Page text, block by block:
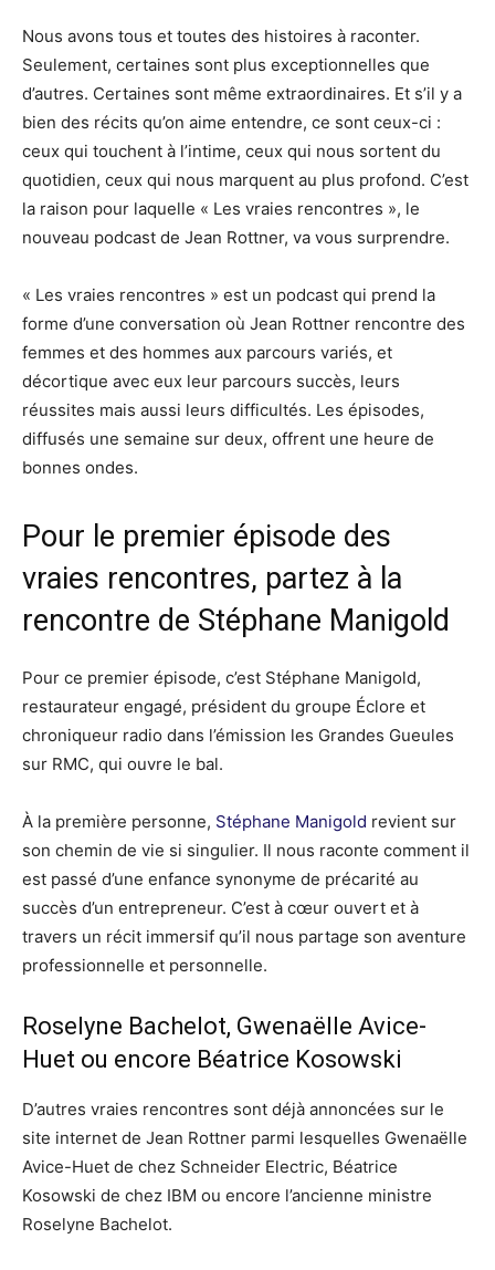
Nous avons tous et toutes des histoires à raconter.
Seulement, certaines sont plus exceptionnelles que
d’autres. Certaines sont même extraordinaires. Et s’il y a
bien des récits qu’on aime entendre, ce sont ceux-ci :
ceux qui touchent à l’intime, ceux qui nous sortent du
quotidien, ceux qui nous marquent au plus profond. C’est
la raison pour laquelle « Les vraies rencontres », le
nouveau podcast de Jean Rottner, va vous surprendre.
« Les vraies rencontres » est un podcast qui prend la
forme d’une conversation où Jean Rottner rencontre des
femmes et des hommes aux parcours variés, et
décortique avec eux leur parcours succès, leurs
réussites mais aussi leurs difficultés. Les épisodes,
diffusés une semaine sur deux, offrent une heure de
bonnes ondes.
Pour le premier épisode des
vraies rencontres, partez à la
rencontre de Stéphane Manigold
Pour ce premier épisode, c’est Stéphane Manigold,
restaurateur engagé, président du groupe Éclore et
chroniqueur radio dans l’émission les Grandes Gueules
sur RMC, qui ouvre le bal.
À la première personne, Stéphane Manigold revient sur
son chemin de vie si singulier. Il nous raconte comment il
est passé d’une enfance synonyme de précarité au
succès d’un entrepreneur. C’est à cœur ouvert et à
travers un récit immersif qu’il nous partage son aventure
professionnelle et personnelle.
Roselyne Bachelot, Gwenaëlle Avice-
Huet ou encore Béatrice Kosowski
D’autres vraies rencontres sont déjà annoncées sur le
site internet de Jean Rottner parmi lesquelles Gwenaëlle
Avice-Huet de chez Schneider Electric, Béatrice
Kosowski de chez IBM ou encore l’ancienne ministre
Roselyne Bachelot.